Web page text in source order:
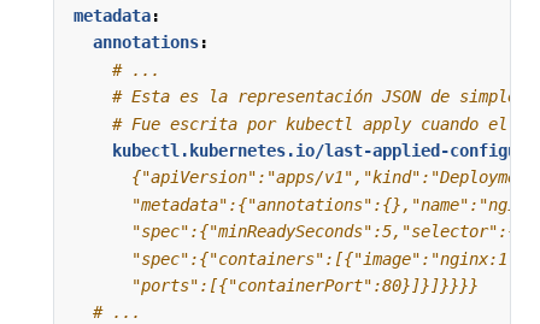
metadata:
annotations:
# ...
# Esta es la representación JSON de
# Fue escrita por kubectl apply cuando el
kubectl.kubernetes.io/last-applied-
      "ports":[{"containerPort":80}]}]}}}}
# ...